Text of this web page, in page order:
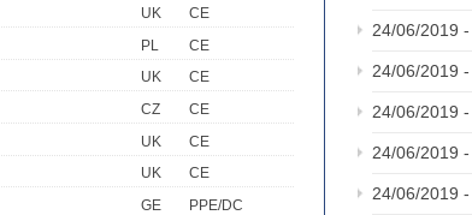
UK
CE
PL
CE
UK
CE
CZ
CE
UK
CE
UK
CE
GE
PPE/DC
24/06/2019 -
24/06/2019 -
24/06/2019 -
24/06/2019 -
24/06/2019 -